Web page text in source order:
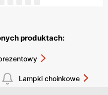
produktach:
Lampki choinkowe